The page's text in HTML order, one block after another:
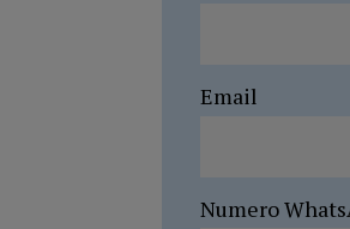
Email
Numero